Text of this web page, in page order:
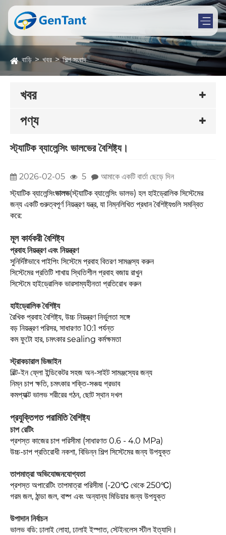
বাড়ি খবর শিল্প সংবাদ
খবর
পণ্য
স্ট্যাটিক ব্যালেন্সিং ভালভের বৈশিষ্ট্য।
2026-02-05 5
আমাকে একটি বার্তা ছেড়ে দিন
স্ট্যাটিক ব্যালেন্সিংভালভ(স্ট্যাটিক ব্যালেন্সিং ভালভ) হল হাইড্রোলিক সিস্টেমের
জন্য একটি গুরুত্বপূর্ণ নিয়ন্ত্রণ যন্ত্র, যা নিম্নলিখিত প্রধান বৈশিষ্ট্যগুলি সমন্বিত
করে:
মূল কার্যকরী বৈশিষ্ট্য
প্রবাহ নিয়ন্ত্রণ এবং নিয়ন্ত্রণ
সুনির্দিষ্টভাবে পাইপিং সিস্টেমে প্রবাহ বিতরণ সামঞ্জস্য করুন
সিস্টেমের প্রতিটি শাখায় স্থিতিশীল প্রবাহ বজায় রাখুন
সিস্টেমে হাইড্রোলিক ভারসাম্যহীনতা প্রতিরোধ করুন
হাইড্রোলিক বৈশিষ্ট্য
রৈখিক প্রবাহ বৈশিষ্ট্য, উচ্চ নিয়ন্ত্রণ নির্ভুলতা সঙ্গে
বড় নিয়ন্ত্রণ পরিসর, সাধারণত 10:1 পর্যন্ত
কম ফুটো হার, চমৎকার sealing কর্মক্ষমতা
স্ট্রাকচারাল ডিজাইন
বিল্ট-ইন ফ্লো ইন্ডিকেটর সহজ অন-সাইট সামঞ্জস্যের জন্য
নিম্ন চাপ ক্ষতি, চমৎকার শক্তি-সঞ্চয় প্রভাব
কমপ্যাক্ট ভালভ শরীরের গঠন, ছোট স্থান দখল
প্রযুক্তিগত পরামিতি বৈশিষ্ট্য
চাপ রেটিং
প্রশস্ত কাজের চাপ পরিসীমা (সাধারণত 0.6 - 4.0 MPa)
উচ্চ-চাপ প্রতিরোধী নকশা, বিভিন্ন শিল্প সিস্টেমের জন্য উপযুক্ত
তাপমাত্রা অভিযোজনযোগ্যতা
প্রশস্ত অপারেটিং তাপমাত্রা পরিসীমা (-20℃ থেকে 250℃)
গরম জল, ঠান্ডা জল, বাষ্প এবং অন্যান্য মিডিয়ার জন্য উপযুক্ত
উপাদান নির্বাচন
ভালভ বডি: ঢালাই লোহা, ঢালাই ইস্পাত, স্টেইনলেস স্টীল ইত্যাদি।